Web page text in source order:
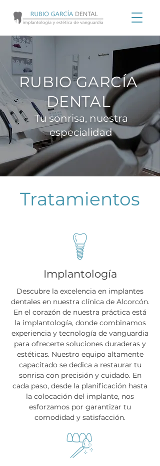
RUBIO GARCÍA
DENTAL
Tu sonrisa, nuestra
especialidad
Tratamientos
Implantología
Descubre la excelencia en implantes
dentales en nuestra clínica de Alcorcón.
En el corazón de nuestra práctica está
la implantología, donde combinamos
experiencia y tecnología de vanguardia
para ofrecerte soluciones duraderas y
estéticas. Nuestro equipo altamente
capacitado se dedica a restaurar tu
sonrisa con precisión y cuidado. En
cada paso, desde la planificación hasta
la colocación del implante, nos
esforzamos por garantizar tu
comodidad y satisfacción.